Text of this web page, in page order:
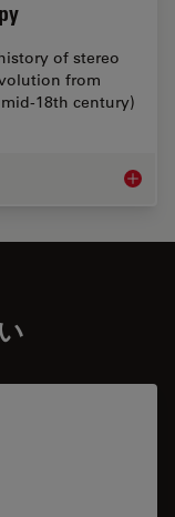
of stereo
from
18th century)
The